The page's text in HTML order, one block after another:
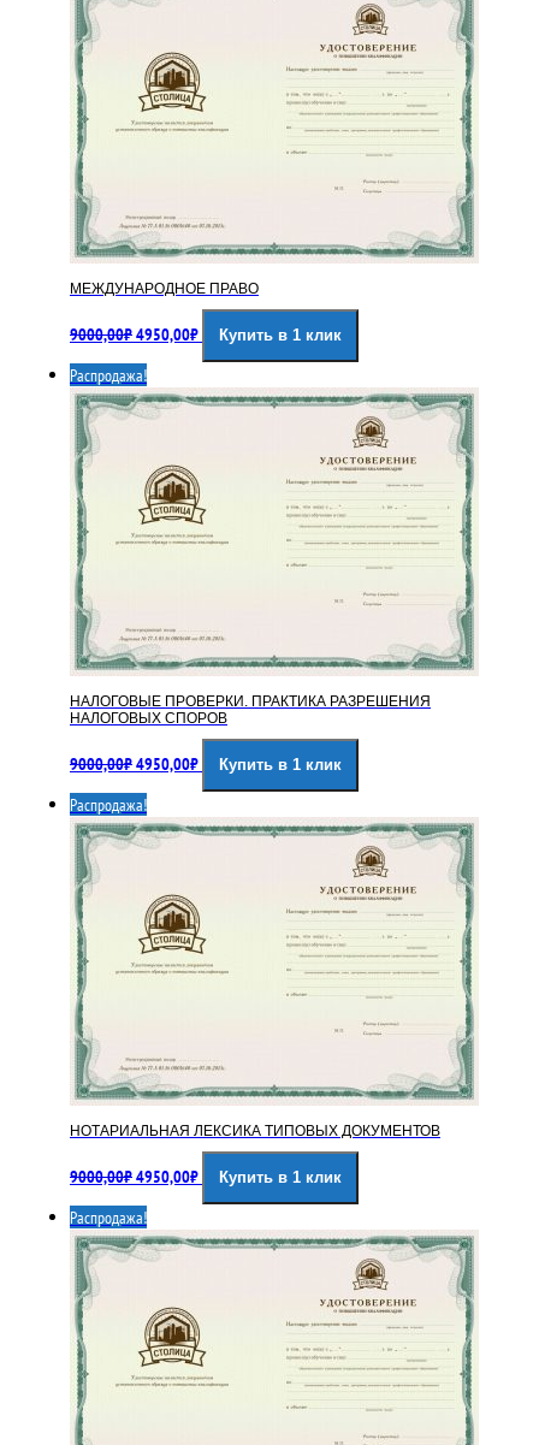
МЕЖДУНАРОДНОЕ ПРАВО
9000,00₽цена
составляла
9000,00₽.
4950,00₽цена:Купить в 1 клик
Распродажа!
НАЛОГОВЫЕ ПРОВЕРКИ. ПРАКТИКА РАЗРЕШЕНИЯ
НАЛОГОВЫХ СПОРОВ
9000,00₽цена
составляла
9000,00₽.
4950,00₽цена:Купить в 1 клик
Распродажа!
НОТАРИАЛЬНАЯ ЛЕКСИКА ТИПОВЫХ ДОКУМЕНТОВ
9000,00₽цена
составляла
9000,00₽.
4950,00₽цена:Купить в 1 клик
Распродажа!